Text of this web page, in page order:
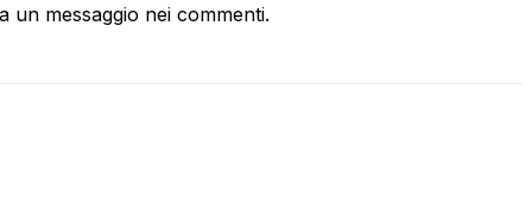
un messaggio nei commenti.